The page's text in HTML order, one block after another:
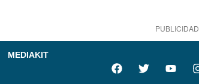
PUBLICIDAD
MEDIAKIT